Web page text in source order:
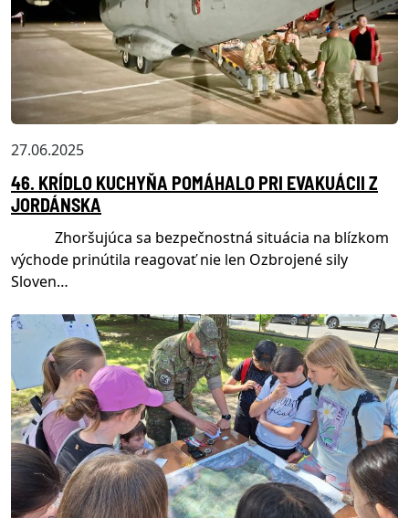
27.06.2025
46. KRÍDLO KUCHYŇA POMÁHALO PRI EVAKUÁCII Z
JORDÁNSKA
Zhoršujúca sa bezpečnostná situácia na blízkom
východe prinútila reagovať nie len Ozbrojené sily
Sloven…